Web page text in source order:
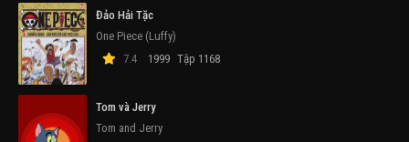
Đảo Hải Tặc
One Piece (Luffy)
7.4
1999 Tập 1168
Tom và Jerry
Tom and Jerry